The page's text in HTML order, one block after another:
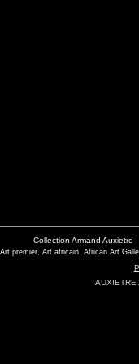
Collection Armand Auxietre
premier, Art africain, African Art